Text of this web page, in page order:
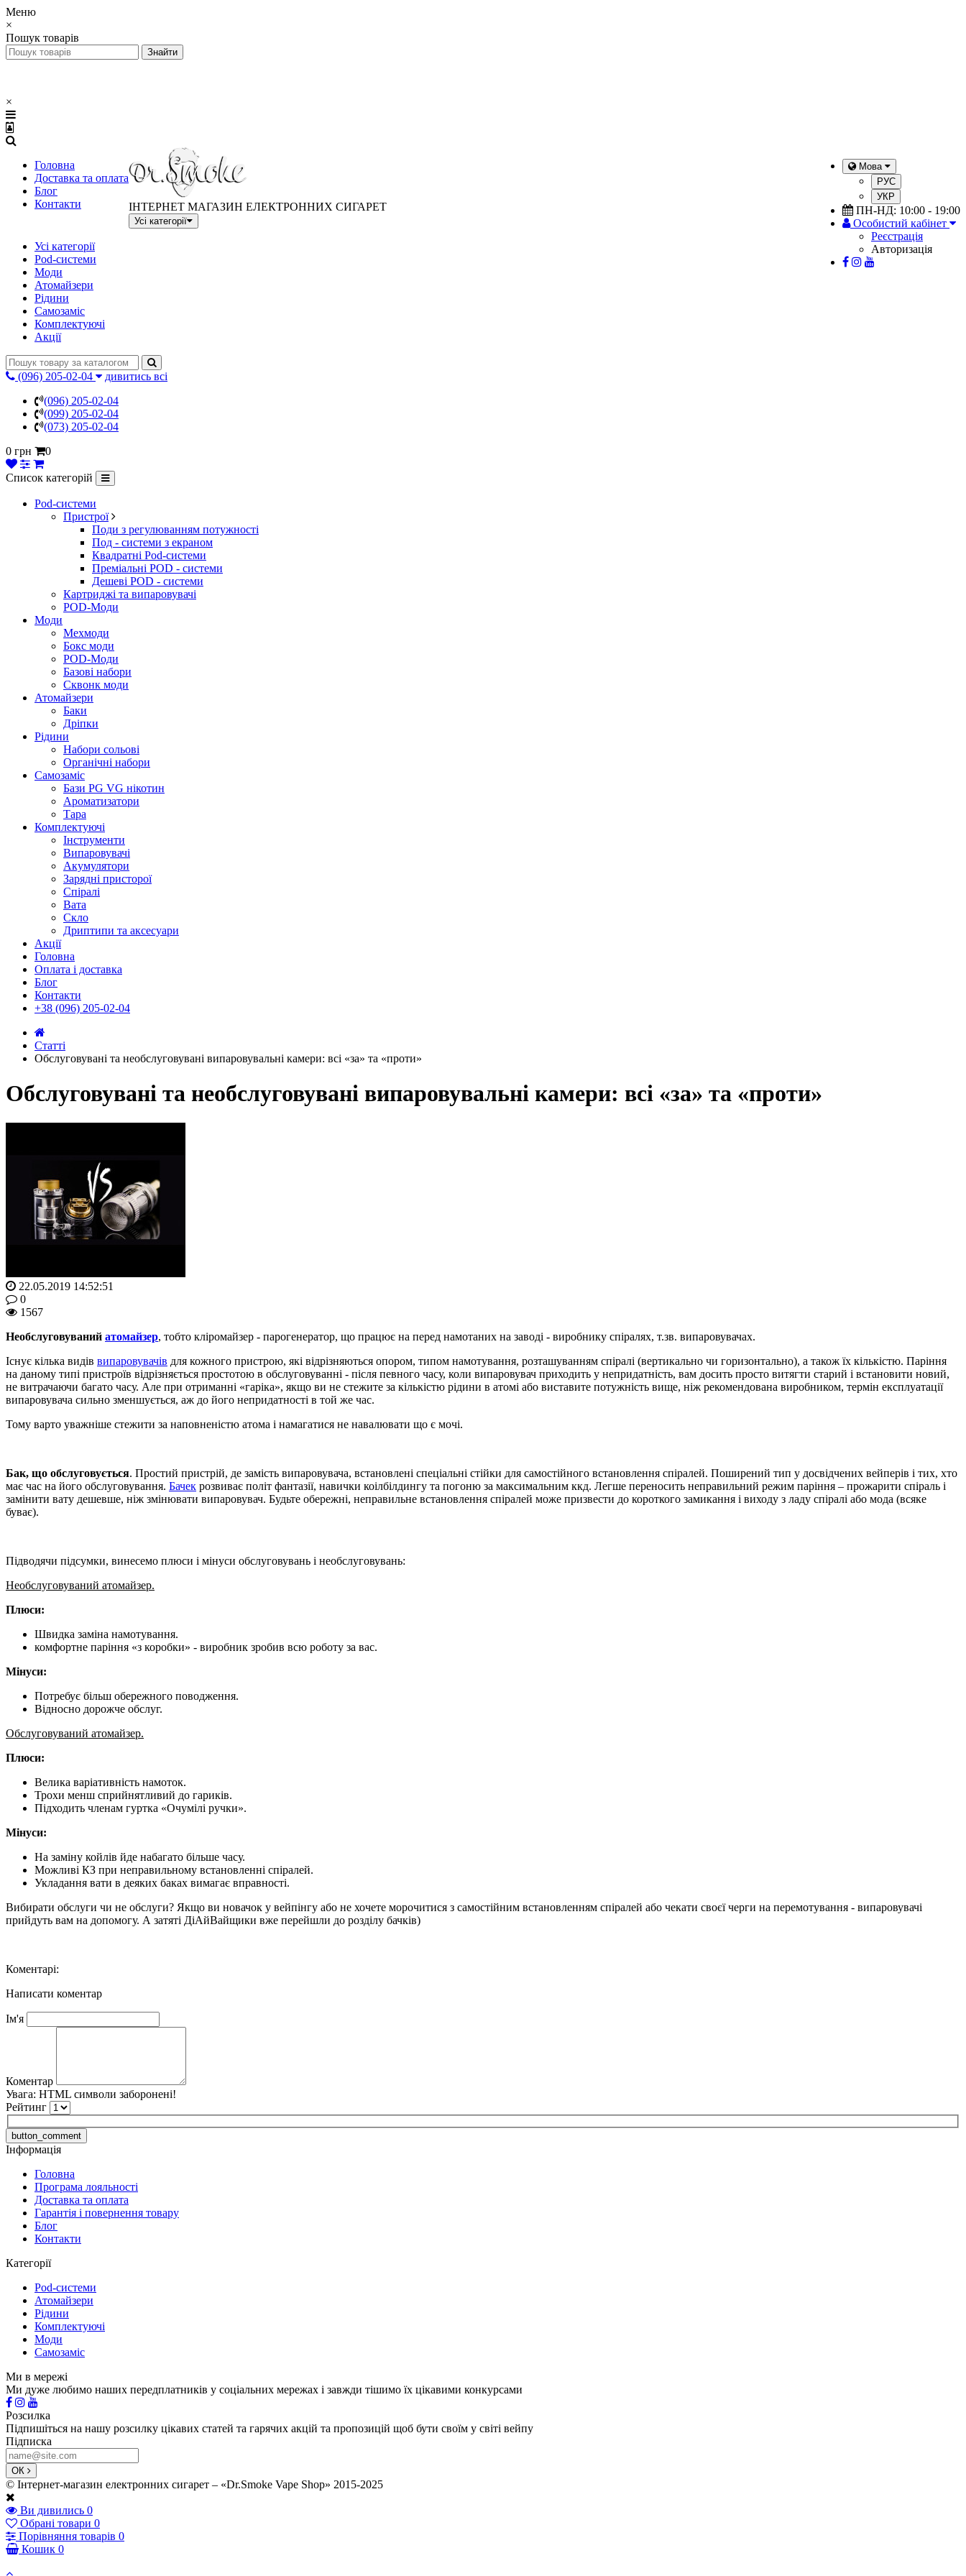
Меню
×
Пошук товарів
×
Головна
Доставка та оплата
Блог
Контакти
Мова
РУС
УКР
ПН-НД: 10:00 - 19:00
Особистий кабінет
Реєстрація
Авторизація
ІНТЕРНЕТ МАГАЗИН ЕЛЕКТРОННИХ СИГАРЕТ
Усі категорії
Усі категорії
Pod-системи
Моди
Атомайзери
Рідини
Самозаміс
Комплектуючі
Акції
(096) 205-02-04
дивитись всі
(096) 205-02-04
(099) 205-02-04
(073) 205-02-04
0 грн
0
Список категорій
Pod-системи
Пристрої
Поди з регулюванням потужності
Под - системи з екраном
Квадратні Pod-системи
Преміальні POD - системи
Дешеві POD - системи
Картриджі та випаровувачі
POD-Моди
Моди
Мехмоди
Бокс моди
POD-Моди
Базові набори
Сквонк моди
Атомайзери
Баки
Дріпки
Рідини
Набори сольові
Органічні набори
Самозаміс
Бази PG VG нікотин
Ароматизатори
Тара
Комплектуючі
Інструменти
Випаровувачі
Акумулятори
Зарядні присторої
Спіралі
Вата
Скло
Дриптипи та аксесуари
Акції
Головна
Оплата і доставка
Блог
Контакти
+38 (096) 205-02-04
Статті
Обслуговувані та необслуговувані випаровувальні камери: всі «за» та «проти»
Обслуговувані та необслуговувані випаровувальні камери: всі «за» та «проти»
22.05.2019 14:52:51
0
1567
Необслуговуваний атомайзер, тобто кліромайзер - парогенератор, що працює на перед намотаних на заводі - виробнику спіралях, т.зв. випаровувачах.
Існує кілька видів випаровувачів для кожного пристрою, які відрізняються опором, типом намотування, розташуванням спіралі (вертикально чи горизонтально), а також їх кількістю. Паріння
на даному типі пристроїв відрізняється простотою в обслуговуванні - після певного часу, коли випаровувач приходить у непридатність, вам досить просто витягти старий і встановити новий,
не витрачаючи багато часу. Але при отриманні «гаріка», якщо ви не стежите за кількістю рідини в атомі або виставите потужність вище, ніж рекомендована виробником, термін експлуатації
випаровувача сильно зменшується, аж до його непридатності в той же час.
Тому варто уважніше стежити за наповненістю атома і намагатися не навалювати що є мочі.
Бак, що обслуговується. Простий пристрій, де замість випаровувача, встановлені спеціальні стійки для самостійного встановлення спіралей. Поширений тип у досвідчених вейперів і тих, хто
має час на його обслуговування. Бачек розвиває політ фантазії, навички коілбілдингу та погоню за максимальним ккд. Легше переносить неправильний режим паріння – прожарити спіраль і
замінити вату дешевше, ніж змінювати випаровувач. Будьте обережні, неправильне встановлення спіралей може призвести до короткого замикання і виходу з ладу спіралі або мода (всяке
буває).
Підводячи підсумки, винесемо плюси і мінуси обслуговувань і необслуговувань:
Необслуговуваний атомайзер.
Плюси:
Швидка заміна намотування.
комфортне паріння «з коробки» - виробник зробив всю роботу за вас.
Мінуси:
Потребує більш обережного поводження.
Відносно дорожче обслуг.
Обслуговуваний атомайзер.
Плюси:
Велика варіативність намоток.
Трохи менш сприйнятливий до гариків.
Підходить членам гуртка «Очумілі ручки».
Мінуси:
На заміну койлів йде набагато більше часу.
Можливі КЗ при неправильному встановленні спіралей.
Укладання вати в деяких баках вимагає вправності.
Вибирати обслуги чи не обслуги? Якщо ви новачок у вейпінгу або не хочете морочитися з самостійним встановленням спіралей або чекати своєї черги на перемотування - випаровувачі
прийдуть вам на допомогу. А затяті ДіАйВайщики вже перейшли до розділу бачків)
Коментарі:
Написати коментар
Ім'я
Коментар
Увага: HTML символи заборонені!
Рейтинг
button_comment
Інформація
Головна
Програма лояльності
Доставка та оплата
Гарантія і повернення товару
Блог
Контакти
Категорії
Pod-системи
Атомайзери
Рідини
Комплектуючі
Моди
Самозаміс
Ми в мережі
Ми дуже любимо наших передплатників у соціальних мережах і завжди тішимо їх цікавими конкурсами
Розсилка
Підпишіться на нашу розсилку цікавих статей та гарячих акцій та пропозицій щоб бути своїм у світі вейпу
Підписка
ОК
© Інтернет-магазин електронних сигарет – «Dr.Smoke Vape Shop» 2015-2025
Ви дивились 0
Обрані товари 0
Порівняння товарів 0
Кошик 0